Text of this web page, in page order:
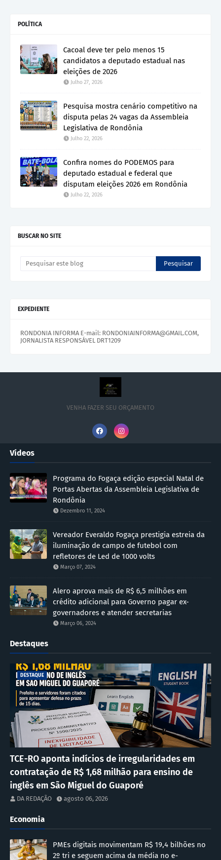
POLÍTICA
Cacoal deve ter pelo menos 15
candidatos a deputado estadual nas
eleições de 2026
Julho 27, 2026
Pesquisa mostra cenário competitivo na
disputa pelas 24 vagas da Assembleia
Legislativa de Rondônia
Julho 22, 2026
Confira nomes do PODEMOS para
deputado estadual e federal que
disputam eleições 2026 em Rondônia
Julho 22, 2026
BUSCAR NO SITE
EXPEDIENTE
RONDONIA INFORMA E-mail: RONDONIAINFORMA@GMAIL.COM,
JORNALISTA RESPONSÁVEL DRT1209
VENHA FAZER SEU ORÇAMENTO
Vídeos
Programa do Fogaça edição especial Natal de
Portas Abertas da Assembleia Legislativa de
Rondônia
Dezembro 11, 2024
Vereador Everaldo Fogaça prestigia estreia da
iluminação de campo de futebol com
refletores de Led de 1000 volts
Março 07, 2024
Alero aprova mais de R$ 6,5 milhões em
crédito adicional para Governo pagar ex-
governadores e atender secretarias
Março 06, 2024
Destaques
DESTAQUE
TCE-RO aponta indícios de irregularidades em
contratação de R$ 1,68 milhão para ensino de
inglês em São Miguel do Guaporé
DA REDAÇÃO agosto 06, 2026
Economia
PMEs digitais movimentam R$ 19,4 bilhões no
2º tri e seguem acima da média no e-